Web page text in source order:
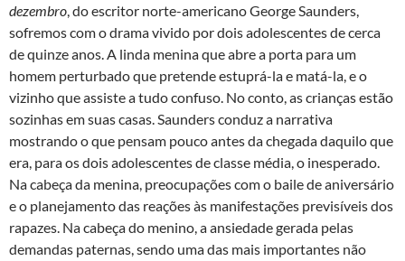
dezembro, do escritor norte-americano George Saunders,
sofremos com o drama vivido por dois adolescentes de cerca
de quinze anos. A linda menina que abre a porta para um
homem perturbado que pretende estuprá-la e matá-la, e o
vizinho que assiste a tudo confuso. No conto, as crianças estão
sozinhas em suas casas. Saunders conduz a narrativa
mostrando o que pensam pouco antes da chegada daquilo que
era, para os dois adolescentes de classe média, o inesperado.
Na cabeça da menina, preocupações com o baile de aniversário
e o planejamento das reações às manifestações previsíveis dos
rapazes. Na cabeça do menino, a ansiedade gerada pelas
demandas paternas, sendo uma das mais importantes não